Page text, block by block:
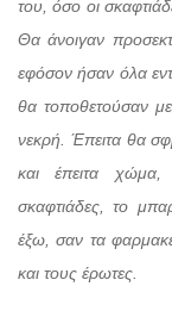
του, όσο οι
Θα άνοιγαν
εφόσον ήσαν όλα
θα τοποθετούσαν
νεκρή. Έπειτα θα
και έπειτα
σκαφτιάδες, το
έξω, σαν τα
και τους έρωτες.